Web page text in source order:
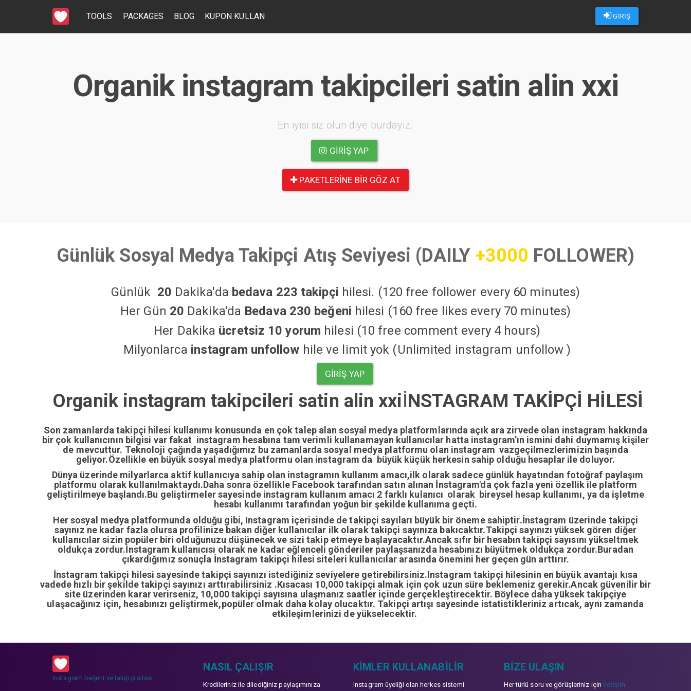
GİRİŞ
TOOLS PACKAGES BLOG KUPON KULLAN
Organik instagram takipcileri satin alin xxi
En iyisi siz olun diye burdayız.
GIRIŞ YAP
PAKETLERINE BIR GÖZ AT
Günlük Sosyal Medya Takipçi Atış Seviyesi (DAILY +3000 FOLLOWER)
Günlük 20 Dakika'da bedava 223 takipçi hilesi. (120 free follower every 60 minutes)
Her Gün 20 Dakika'da Bedava 230 beğeni hilesi (160 free likes every 70 minutes)
Her Dakika ücretsiz 10 yorum hilesi (10 free comment every 4 hours)
Milyonlarca instagram unfollow hile ve limit yok (Unlimited instagram unfollow )
GIRIŞ YAP
Organik instagram takipcileri satin alin xxiİNSTAGRAM TAKİPÇİ HİLESİ
Son zamanlarda takipçi hilesi kullanımı konusunda en çok talep alan sosyal medya platformlarında açık ara zirvede olan instagram hakkında
bir çok kullanıcının bilgisi var fakat instagram hesabına tam verimli kullanamayan kullanıcılar hatta instagram’ın ismini dahi duymamış kişiler
de mevcuttur. Teknoloji çağında yaşadığımız bu zamanlarda sosyal medya platformu olan instagram vazgeçilmezlerimizin başında
geliyor.Özellikle en büyük sosyal medya platformu olan instagram da büyük küçük herkesin sahip olduğu hesaplar ile doluyor.
Dünya üzerinde milyarlarca aktif kullanıcıya sahip olan instagramın kullanım amacı,ilk olarak sadece günlük hayatından fotoğraf paylaşım
platformu olarak kullanılmaktaydı.Daha sonra özellikle Facebook tarafından satın alınan İnstagram'da çok fazla yeni özellik ile platform
geliştirilmeye başlandı.Bu geliştirmeler sayesinde instagram kullanım amacı 2 farklı kulanıcı olarak bireysel hesap kullanımı, ya da işletme
hesabı kullanımı tarafından yoğun bir şekilde kullanıma geçti.
Her sosyal medya platformunda olduğu gibi, Instagram içerisinde de takipçi sayıları büyük bir öneme sahiptir.İnstagram üzerinde takipçi
sayınız ne kadar fazla olursa profilinize bakan diğer kullanıcılar ilk olarak takipçi sayınıza bakıcaktır.Takipçi sayınızı yüksek gören diğer
kullanıcılar sizin popüler biri olduğunuzu düşünecek ve sizi takip etmeye başlayacaktır.Ancak sıfır bir hesabın takipçi sayısını yükseltmek
oldukça zordur.İnstagram kullanıcısı olarak ne kadar eğlenceli gönderiler paylaşsanızda hesabınızı büyütmek oldukça zordur.Buradan
çıkardığımız sonuçla İnstagram takipçi hilesi siteleri kullanıcılar arasında önemini her geçen gün arttırır.
İnstagram takipçi hilesi sayesinde takipçi sayınızı istediğiniz seviyelere getirebilirsiniz.Instagram takipçi hilesinin en büyük avantajı kısa
vadede hızlı bir şekilde takipçi sayınızı arttırabilirsiniz .Kısacası 10,000 takipçi almak için çok uzun süre beklemeniz gerekir.Ancak güvenilir bir
site üzerinden karar verirseniz, 10,000 takipçi sayısına ulaşmanız saatler içinde gerçekleştirecektir. Böylece daha yüksek takipçiye
ulaşacağınız için, hesabınızı geliştirmek,popüler olmak daha kolay olucaktır. Takipçi artışı sayesinde istatistikleriniz artıcak, aynı zamanda
etkileşimlerinizi de yükselecektir.
instagram beğeni ve takipçi sitesi
NASIL ÇALIŞIR
Kredileriniz ile dilediğiniz paylaşımınıza
KIMLER KULLANABILIR
Instagram üyeliği olan herkes sistemi
BIZE ULAŞIN
Her türlü soru ve görüşleriniz için İletişim